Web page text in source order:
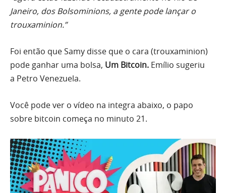
Janeiro, dos Bolsominions, a gente pode lançar o
trouxaminion.”
Foi então que Samy disse que o cara (trouxaminion)
pode ganhar uma bolsa, Um Bitcoin. Emílio sugeriu
a Petro Venezuela.
Você pode ver o vídeo na integra abaixo, o papo
sobre bitcoin começa no minuto 21.